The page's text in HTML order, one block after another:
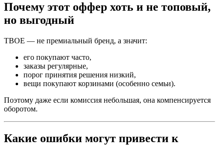
Почему этот оффер хоть и не топовый,
но выгодный
ТВОЕ — не премиальный бренд, а значит:
его покупают часто,
заказы регулярные,
порог принятия решения низкий,
вещи покупают корзинами (особенно семьи).
Поэтому даже если комиссия небольшая, она компенсируется
оборотом.
Какие ошибки могут привести к